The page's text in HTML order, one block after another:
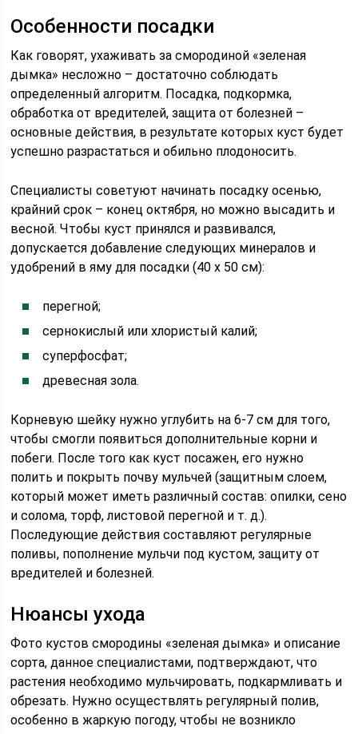
Особенности посадки
Как говорят, ухаживать за смородиной «зеленая
дымка» несложно – достаточно соблюдать
определенный алгоритм. Посадка, подкормка,
обработка от вредителей, защита от болезней –
основные действия, в результате которых куст будет
успешно разрастаться и обильно плодоносить.
Специалисты советуют начинать посадку осенью,
крайний срок – конец октября, но можно высадить и
весной. Чтобы куст принялся и развивался,
допускается добавление следующих минералов и
удобрений в яму для посадки (40 х 50 см):
перегной;
сернокислый или хлористый калий;
суперфосфат;
древесная зола.
Корневую шейку нужно углубить на 6-7 см для того,
чтобы смогли появиться дополнительные корни и
побеги. После того как куст посажен, его нужно
полить и покрыть почву мульчей (защитным слоем,
который может иметь различный состав: опилки, сено
и солома, торф, листовой перегной и т. д.).
Последующие действия составляют регулярные
поливы, пополнение мульчи под кустом, защиту от
вредителей и болезней.
Нюансы ухода
Фото кустов смородины «зеленая дымка» и описание
сорта, данное специалистами, подтверждают, что
растения необходимо мульчировать, подкармливать и
обрезать. Нужно осуществлять регулярный полив,
особенно в жаркую погоду, чтобы не возникло